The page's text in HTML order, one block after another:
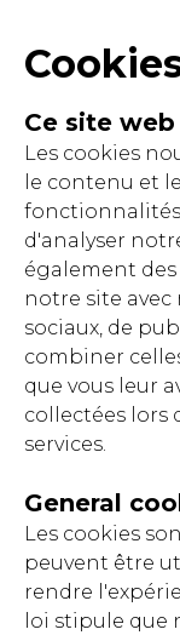
Ce site
Les cookies
le contenu et
fonctionnalités
d'analyser
également
notre site
sociaux, de
combiner
que vous leur
collectées lors
services.
General
Les cookies
peuvent être
rendre
loi stipule que